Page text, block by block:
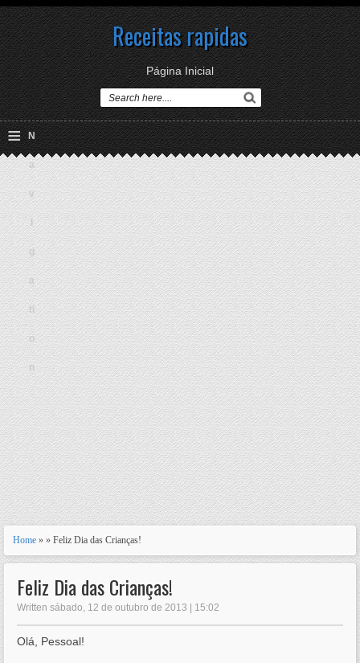
Receitas rapidas
Página Inicial
≡ N
a
v
i
g
a
ti
o
n
Home » » Feliz Dia das Crianças!
Feliz Dia das Crianças!
Written sábado, 12 de outubro de 2013 | 15:02
Olá, Pessoal!